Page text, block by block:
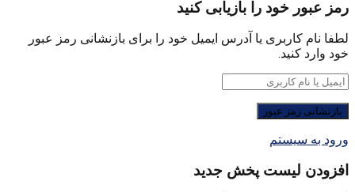
رمز عبور خود را بازیابی کنید
لطفا نام کاربری یا آدرس ایمیل خود را برای بازنشانی رمز عبور
خود وارد کنید.
ورود به سیستم
افزودن لیست پخش جدید